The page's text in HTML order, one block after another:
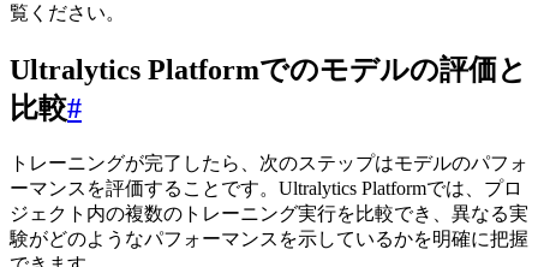
覧ください。
Ultralytics Platformでのモデルの評価と
比較#
トレーニングが完了したら、次のステップはモデルのパフォ
ーマンスを評価することです。Ultralytics Platformでは、プロ
ジェクト内の複数のトレーニング実行を比較でき、異なる実
験がどのようなパフォーマンスを示しているかを明確に把握